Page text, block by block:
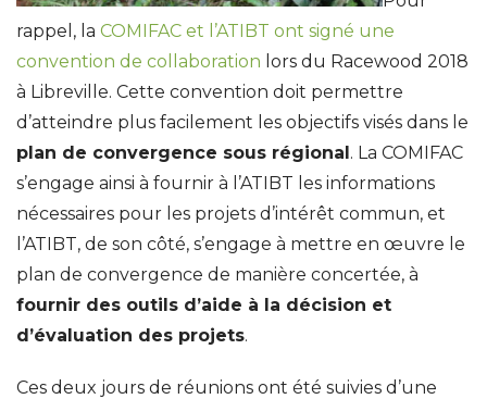
rappel, la COMIFAC et l’ATIBT ont signé une
convention de collaboration lors du Racewood 2018
à Libreville. Cette convention doit permettre
d’atteindre plus facilement les objectifs visés dans le
plan de convergence sous régional. La COMIFAC
s’engage ainsi à fournir à l’ATIBT les informations
nécessaires pour les projets d’intérêt commun, et
l’ATIBT, de son côté, s’engage à mettre en œuvre le
plan de convergence de manière concertée, à
fournir des outils d’aide à la décision et
d’évaluation des projets.
Ces deux jours de réunions ont été suivies d’une